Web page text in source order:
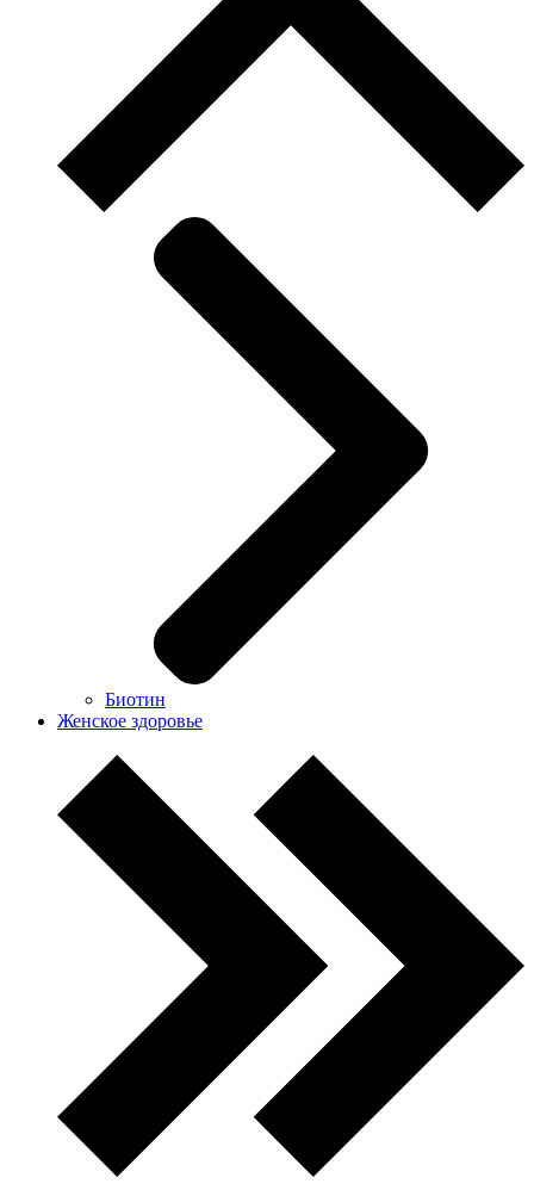
Биотин
Женское здоровье